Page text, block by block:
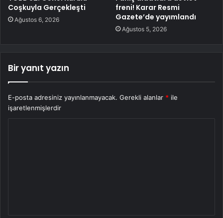
Coşkuyla Gerçekleşti
Ağustos 6, 2026
freni! Karar Resmi
Gazete’de yayımlandı
Ağustos 5, 2026
Bir yanıt yazın
E-posta adresiniz yayınlanmayacak. Gerekli alanlar * ile
işaretlenmişlerdir